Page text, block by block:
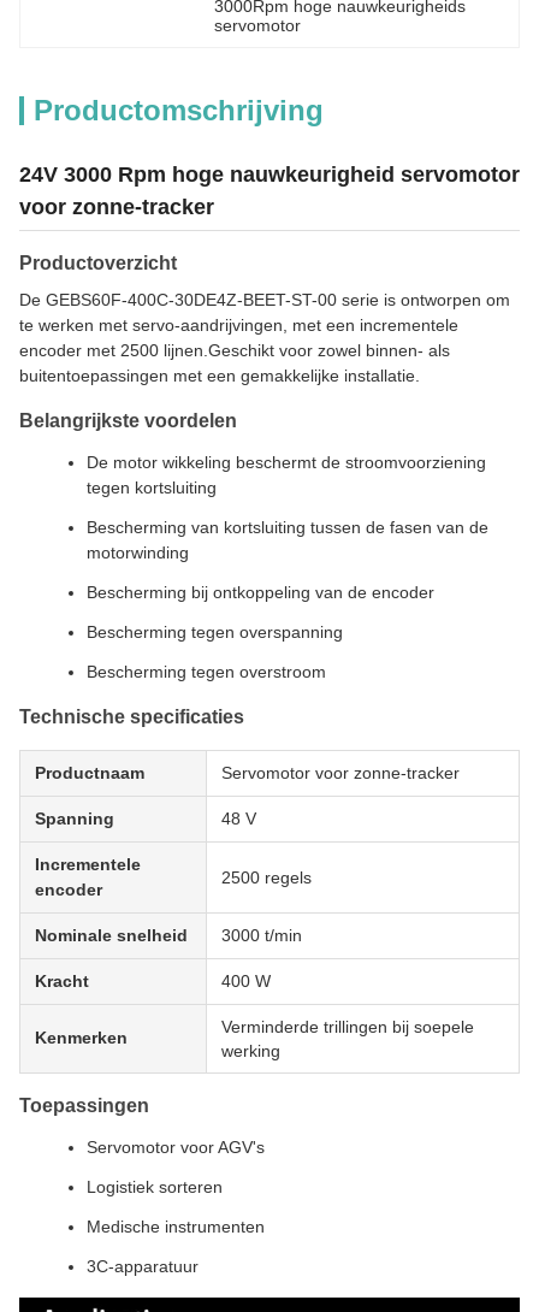
3000Rpm hoge nauwkeurigheids
servomotor
Productomschrijving
24V 3000 Rpm hoge nauwkeurigheid servomotor
voor zonne-tracker
Productoverzicht
De GEBS60F-400C-30DE4Z-BEET-ST-00 serie is ontworpen om
te werken met servo-aandrijvingen, met een incrementele
encoder met 2500 lijnen.Geschikt voor zowel binnen- als
buitentoepassingen met een gemakkelijke installatie.
Belangrijkste voordelen
De motor wikkeling beschermt de stroomvoorziening
tegen kortsluiting
Bescherming van kortsluiting tussen de fasen van de
motorwinding
Bescherming bij ontkoppeling van de encoder
Bescherming tegen overspanning
Bescherming tegen overstroom
Technische specificaties
Productnaam Servomotor voor zonne-tracker
Spanning 48 V
Incrementele
encoder
2500 regels
Nominale snelheid 3000 t/min
Kracht 400 W
Kenmerken
Verminderde trillingen bij soepele
werking
Toepassingen
Servomotor voor AGV's
Logistiek sorteren
Medische instrumenten
3C-apparatuur